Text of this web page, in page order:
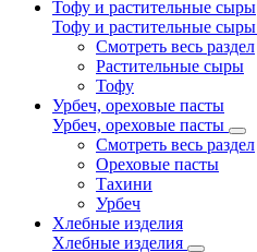
Тофу и растительные сыры
Тофу и растительные сыры
Смотреть весь раздел
Растительные сыры
Тофу
Урбеч, ореховые пасты
Урбеч, ореховые пасты
Смотреть весь раздел
Ореховые пасты
Тахини
Урбеч
Хлебные изделия
Хлебные изделия